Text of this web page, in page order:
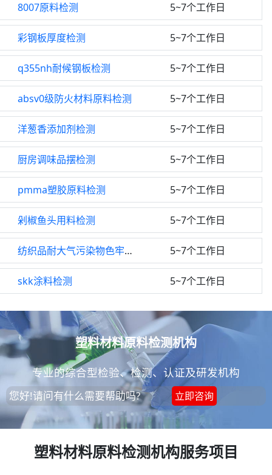
8007原料检测 5~7个工作日
彩钢板厚度检测 5~7个工作日
q355nh耐候钢板检测 5~7个工作日
absv0级防火材料原料检测 5~7个工作日
洋葱香添加剂检测 5~7个工作日
厨房调味品摆检测 5~7个工作日
pmma塑胶原料检测 5~7个工作日
剁椒鱼头用料检测 5~7个工作日
纺织品耐大气污染物色牢度检测 5~7个工作日
skk涂料检测 5~7个工作日
塑料材料原料检测机构
专业的综合型检验、检测、认证及研发机构
您好!请问有什么需要帮助吗? 立即咨询
塑料材料原料检测机构服务项目